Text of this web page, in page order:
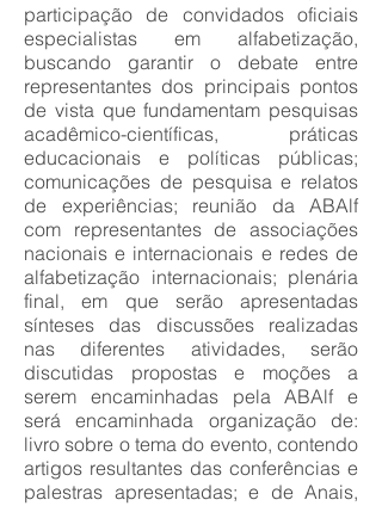
participação de convidados oficiais
especialistas em alfabetização,
buscando garantir o debate entre
representantes dos principais pontos
de vista que fundamentam pesquisas
acadêmico-científicas, práticas
educacionais e políticas públicas;
comunicações de pesquisa e relatos
de experiências; reunião da ABAlf
com representantes de associações
nacionais e internacionais e redes de
alfabetização internacionais; plenária
final, em que serão apresentadas
sínteses das discussões realizadas
nas diferentes atividades, serão
discutidas propostas e moções a
serem encaminhadas pela ABAlf e
será encaminhada organização de:
livro sobre o tema do evento, contendo
artigos resultantes das conferências e
palestras apresentadas; e de Anais,